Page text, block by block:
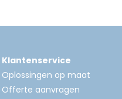
Klantenservice
Oplossingen op maat
Offerte aanvragen